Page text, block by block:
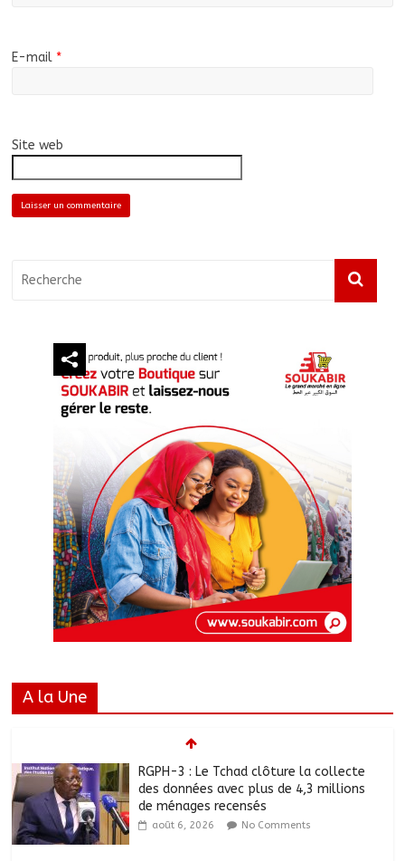
E-mail *
Site web
A la Une
RGPH-3 : Le Tchad clôture la collecte
des données avec plus de 4,3 millions
de ménages recensés
août 6, 2026 No Comments